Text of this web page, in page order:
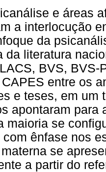
e áreas
a interlocução
da
da literatura
BVS, BVS-
entre os
e teses, em um
apontaram
maioria se
ênfase nos
se
a partir do